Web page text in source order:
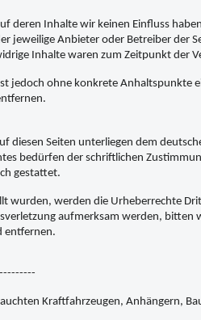
deren Inhalte wir keinen Einfluss
jeweilige Anbieter oder Betreiber
Inhalte waren zum Zeitpunkt der
jedoch ohne konkrete Anhaltspunkte
diesen Seiten unterliegen dem
bedürfen der schriftlichen
gestattet.
wurden, werden die Urheberrechte
aufmerksam werden,
entfernen.
Kraftfahrzeugen, Anhängern,